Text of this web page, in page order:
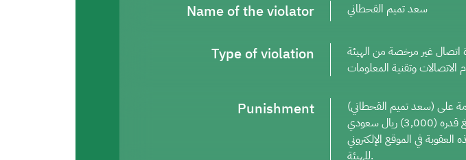
Name of the violator سعد تميم القحطاني
Type of violation
اتصال غير مرخصة من الهيئة
الاتصالات وتقنية المعلومات
Punishment
على (سعد تميم القحطاني)
العقوبة في الموقع الإلكتروني
للهيئة.